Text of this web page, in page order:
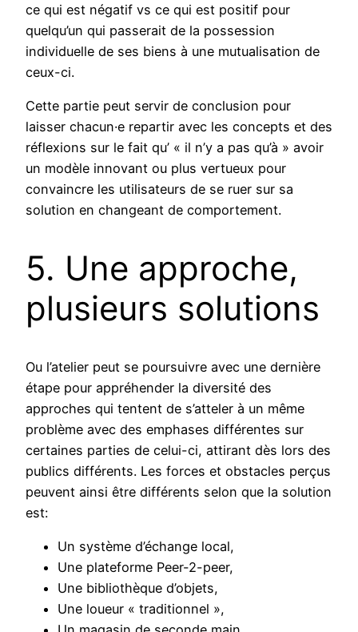
ce qui est négatif vs ce qui est positif pour
quelqu’un qui passerait de la possession
individuelle de ses biens à une mutualisation de
ceux-ci.
Cette partie peut servir de conclusion pour
laisser chacun·e repartir avec les concepts et des
réflexions sur le fait qu’ « il n’y a pas qu’à » avoir
un modèle innovant ou plus vertueux pour
convaincre les utilisateurs de se ruer sur sa
solution en changeant de comportement.
5. Une approche,
plusieurs solutions
Ou l’atelier peut se poursuivre avec une dernière
étape pour appréhender la diversité des
approches qui tentent de s’atteler à un même
problème avec des emphases différentes sur
certaines parties de celui-ci, attirant dès lors des
publics différents. Les forces et obstacles perçus
peuvent ainsi être différents selon que la solution
est:
Un système d’échange local,
Une plateforme Peer-2-peer,
Une bibliothèque d’objets,
Une loueur « traditionnel »,